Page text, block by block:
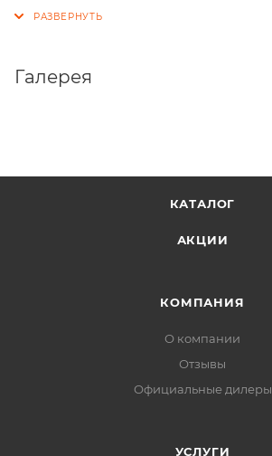
Галерея
КАТАЛОГ
АКЦИИ
КОМПАНИЯ
О компании
Отзывы
Официальные дилеры
УСЛУГИ